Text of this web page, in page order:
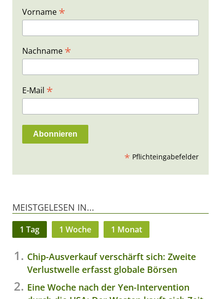
Vorname *
Nachname *
E-Mail *
* Pflichteingabefelder
MEISTGELESEN IN...
1 Tag 1 Woche 1 Monat
Chip-Ausverkauf verschärft sich: Zweite
Verlustwelle erfasst globale Börsen
Eine Woche nach der Yen-Intervention